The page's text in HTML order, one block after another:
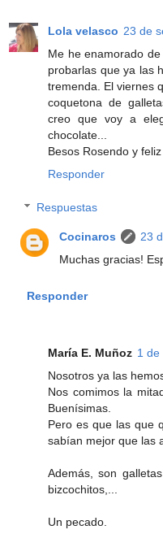
Lola velasco 23 de
Me he enamorado
probarlas que ya las
tremenda. El viernes
coquetona de
creo que voy a
chocolate...
Besos Rosendo y feliz
Responder
Respuestas
Cocinaros
23
Muchas gracias!
Responder
María E. Muñoz 1 de
Nosotros ya las
Nos comimos la
Buenísimas.
Pero es que las que
sabían mejor que las
Además, son
bizcochitos,...
Un pecado.